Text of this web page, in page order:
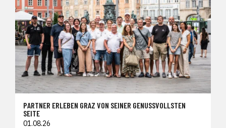
PARTNER ERLEBEN GRAZ VON SEINER GENUSSVOLLSTEN
SEITE
01.08.26